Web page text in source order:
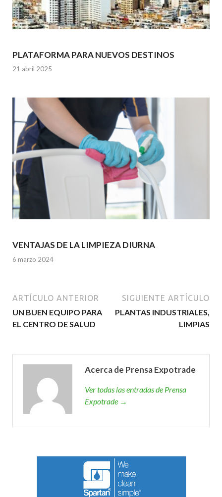
PLATAFORMA PARA NUEVOS DESTINOS
21 abril 2025
VENTAJAS DE LA LIMPIEZA DIURNA
6 marzo 2024
ARTÍCULO ANTERIOR
UN BUEN EQUIPO PARA
EL CENTRO DE SALUD
SIGUIENTE ARTÍCULO
PLANTAS INDUSTRIALES,
LIMPIAS
Acerca de Prensa Expotrade
Ver todas las entradas de Prensa
Expotrade →